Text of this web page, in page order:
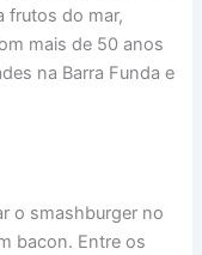
frutos do mar,
mais de 50 anos
na Barra Funda e
o smashburger no
bacon. Entre os